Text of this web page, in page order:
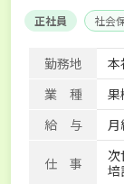
正社員 社会
勤務地
本
業 種
果
給 与
仕 事
次
培